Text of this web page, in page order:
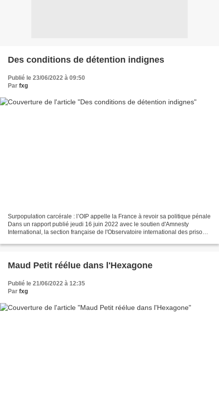
Des conditions de détention indignes
Publié le 23/06/2022 à 09:50
Par fxg
Surpopulation carcérale : l’OIP appelle la France à revoir sa politique pénale
Dans un rapport publié jeudi 16 juin 2022 avec le soutien d'Amnesty
International, la section française de l'Observatoire international des prisons
Maud Petit réélue dans l'Hexagone
Publié le 21/06/2022 à 12:35
Par fxg